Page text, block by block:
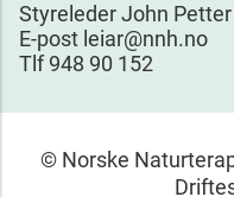
Styreleder John
E-post leiar@nnh.no
Tlf 948 90 152
© Norske